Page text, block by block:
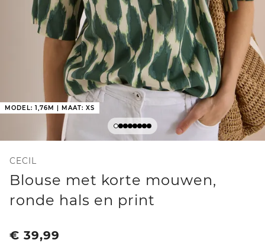
MODEL: 1,76M | MAAT: XS
CECIL
Blouse met korte mouwen,
ronde hals en print
€ 39,99